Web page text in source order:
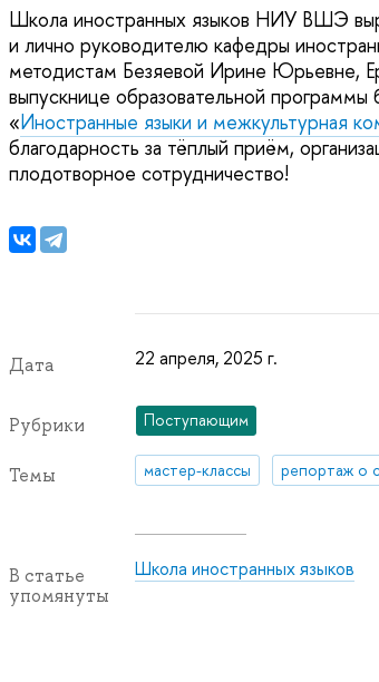
Школа иностранных языков НИУ ВШЭ
и лично руководителю кафедры
методистам Безяевой Ирине Юрьевне,
выпускнице образовательной
«Иностранные языки и межкультурная
благодарность за тёплый приём,
плодотворное сотрудничество!
Дата 22 апреля, 2025 г.
Рубрики Поступающим
Темы мастер-классы репортаж о
В статье
упомянуты
Школа иностранных языков